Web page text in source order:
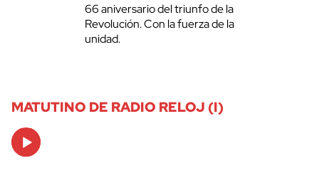
66 aniversario del triunfo de la
Revolución. Con la fuerza de la
unidad.
MATUTINO DE RADIO RELOJ (I)
Audio
Player